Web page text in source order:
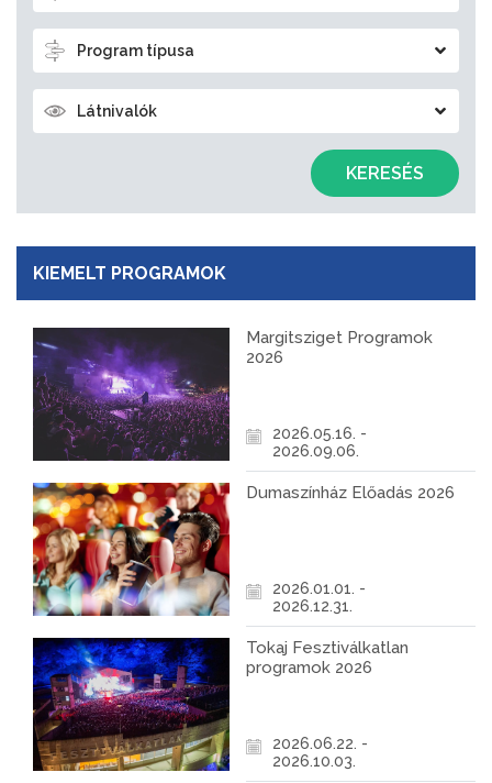
Program típusa
Látnivalók
KERESÉS
KIEMELT PROGRAMOK
Margitsziget Programok
2026
2026.05.16. -
2026.09.06.
Dumaszínház Előadás 2026
2026.01.01. -
2026.12.31.
Tokaj Fesztiválkatlan
programok 2026
2026.06.22. -
2026.10.03.